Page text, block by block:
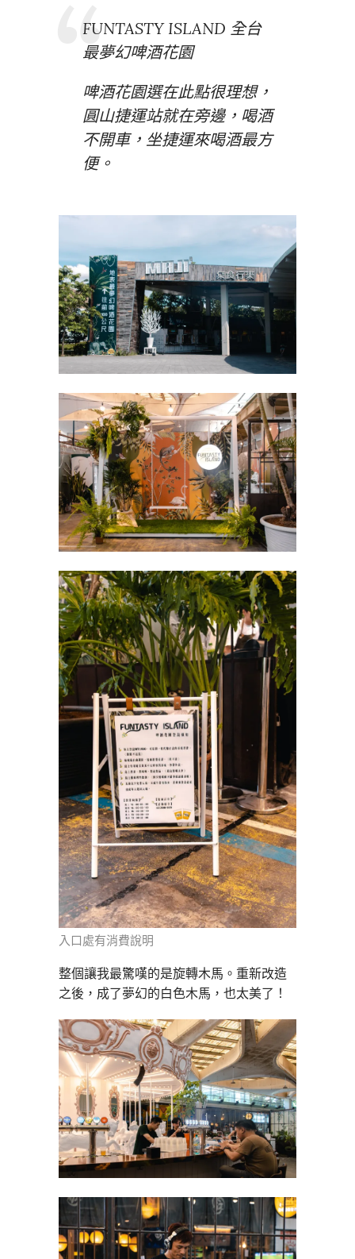
FUNTASTY ISLAND 全台
最夢幻啤酒花園
啤酒花園選在此點很理想，
圓山捷運站就在旁邊，喝酒
不開車，坐捷運來喝酒最方
便。
入口處有消費說明
整個讓我最驚嘆的是旋轉木馬。重新改造
之後，成了夢幻的白色木馬，也太美了！